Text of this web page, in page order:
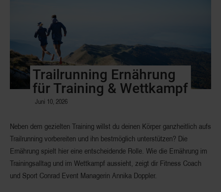
Trailrunning Ernährung
für Training & Wettkampf
Juni 10, 2026
Neben dem gezielten Training willst du deinen Körper ganzheitlich aufs
Trailrunning vorbereiten und ihn bestmöglich unterstützen? Die
Ernährung spielt hier eine entscheidende Rolle. Wie die Ernährung im
Trainingsalltag und im Wettkampf aussieht, zeigt dir Fitness Coach
und Sport Conrad Event Managerin Annika Doppler.